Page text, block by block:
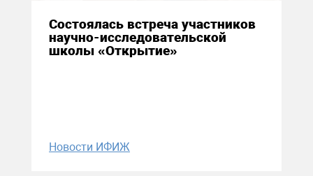
Состоялась встреча участников
научно-исследовательской
школы «Открытие»
Новости ИФИЖ